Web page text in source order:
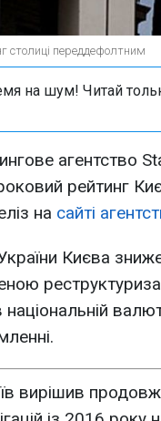
столиці переддефолтним
на шум! Читай
агентство
рейтинг
на сайті
Києва
вирішив